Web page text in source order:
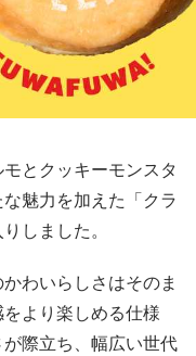
とクッキーモンスタ
魅力を加えた「クラ
しました。
わいらしさはそのま
より楽しめる仕様
際立ち、幅広い世代